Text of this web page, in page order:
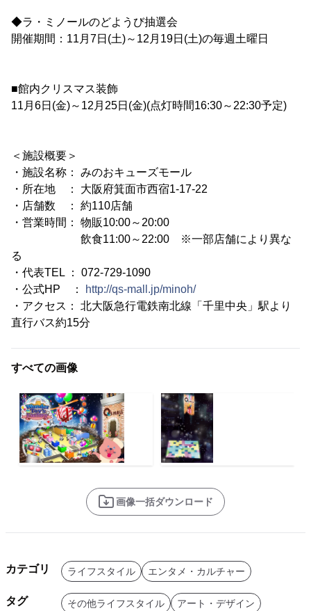
◆ラ・ミノールのどようび抽選会
開催期間：11月7日(土)～12月19日(土)の毎週土曜日
■館内クリスマス装飾
11月6日(金)～12月25日(金)(点灯時間16:30～22:30予定)
＜施設概要＞
・施設名称： みのおキューズモール
・所在地 ： 大阪府箕面市西宿1-17-22
・店舗数 ： 約110店舗
・営業時間： 物販10:00～20:00
飲食11:00～22:00 ※一部店舗により異な
る
・代表TEL ： 072-729-1090
・公式HP ：
http://qs-mall.jp/minoh/
・アクセス： 北大阪急行電鉄南北線「千里中央」駅より
直行バス約15分
すべての画像
画像一括ダウンロード
カテゴリ ライフスタイル エンタメ・カルチャー
タグ その他ライフスタイル アート・デザイン